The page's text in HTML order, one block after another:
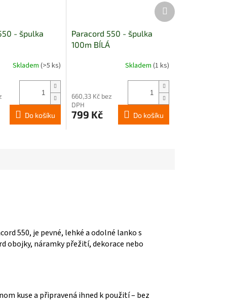
- špulka
Skladem (>5 ks)
Do košíku
Paracord 550 - špulka
100m BÍLÁ
Skladem (1 ks)
660,33 Kč bez
DPH
799 Kč Do košíku
Další
produkt
550, je pevné, lehké a odolné lanko s
obojky, náramky přežití, dekorace nebo
kuse a připravená ihned k použití – bez